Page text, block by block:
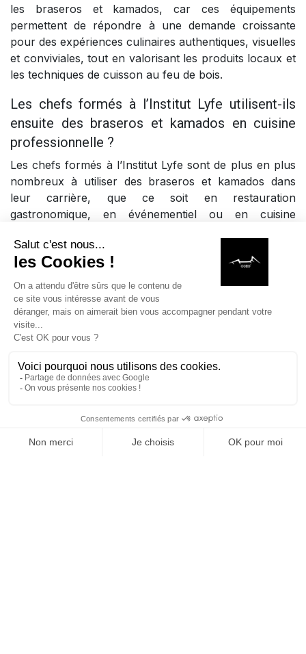
MAISON BOUTIQUE RECHERCHE LISTE DE SOUHAITS
les braseros et kamados, car ces équipements
permettent de répondre à une demande croissante
pour des expériences culinaires authentiques, visuelles
et conviviales, tout en valorisant les produits locaux et
les techniques de cuisson au feu de bois.
Les chefs formés à l’Institut Lyfe utilisent-ils
ensuite des braseros et kamados en cuisine
professionnelle ?
Les chefs formés à l’Institut Lyfe sont de plus en plus
nombreux à utiliser des braseros et kamados dans
leur carrière, que ce soit en restauration
gastronomique, en événementiel ou en cuisine
proposer une cuisine différenciante et en phase avec
les tendances actuelles.
Pourquoi Lyon est-elle une ville clé pour la
formation des chefs et l’innovation culinaire ?
Lyon est une ville incontournable pour la formation
héritage gastronomique exceptionnel avec des écoles
de cuisine de renommée internationale comme l’Institut
techniques comme la cuisine au brasero et au